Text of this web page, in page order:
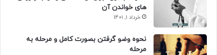
های خواندن آن
خرداد 1, 1401
نحوه وضو گرفتن بصورت کامل و مرحله به
مرحله